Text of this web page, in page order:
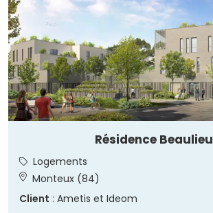
Résidence Beaulieu
Logements
Monteux (84)
Client : Ametis et Ideom